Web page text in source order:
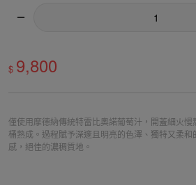
$ 9,800
僅使用摩德納傳統特雷比奧諾葡萄汁，開蓋細火
桶熟成。過程賦予深邃且明亮的色澤、獨特又柔
感，絕佳的濃稠質地。